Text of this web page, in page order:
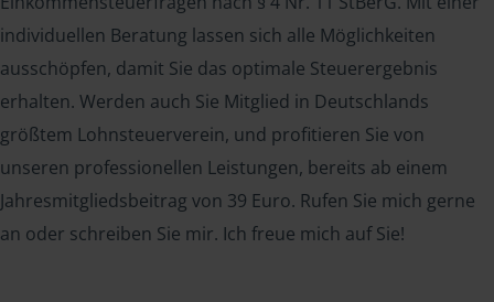
individuellen Beratung lassen sich alle Möglichkeiten
ausschöpfen, damit Sie das optimale Steuerergebnis
erhalten. Werden auch Sie Mitglied in Deutschlands
größtem Lohnsteuerverein, und profitieren Sie von
unseren professionellen Leistungen, bereits ab einem
Jahresmitgliedsbeitrag von 39 Euro. Rufen Sie mich gerne
an oder schreiben Sie mir. Ich freue mich auf Sie!